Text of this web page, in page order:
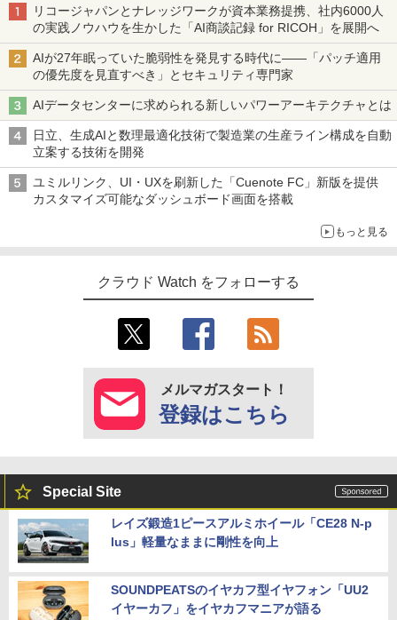
リコージャパンとナレッジワークが資本業務提携、社内6000人
の実践ノウハウを生かした「AI商談記録 for RICOH」を展開へ
AIが27年眠っていた脆弱性を発見する時代に――「パッチ適用
の優先度を見直すべき」とセキュリティ専門家
AIデータセンターに求められる新しいパワーアーキテクチャとは
日立、生成AIと数理最適化技術で製造業の生産ライン構成を自動
立案する技術を開発
ユミルリンク、UI・UXを刷新した「Cuenote FC」新版を提供
カスタマイズ可能なダッシュボード画面を搭載
もっと見る
クラウド Watch をフォローする
メルマガスタート！
登録はこちら
Special Site
レイズ鍛造1ピースアルミホイール「CE28 N-p
lus」軽量なままに剛性を向上
SOUNDPEATSのイヤカフ型イヤフォン「UU2
イヤーカフ」をイヤカフマニアが語る